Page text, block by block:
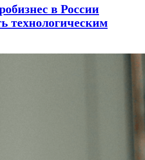
в России
технологическим